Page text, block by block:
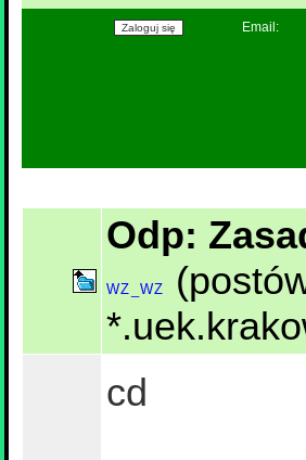
Email:
Odp:
WZ_WZ
cd